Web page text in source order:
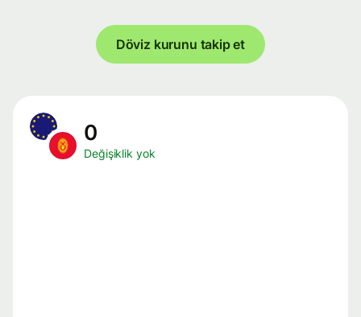
Döviz kurunu takip et
0
Değişiklik yok